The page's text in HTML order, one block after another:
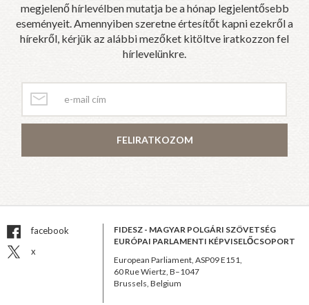
megjelenő hírlevélben mutatja be a hónap legjelentősebb
eseményeit. Amennyiben szeretne értesítőt kapni ezekről a
hírekről, kérjük az alábbi mezőket kitöltve iratkozzon fel
hírlevelünkre.
FELIRATKOZOM
facebook
x
FIDESZ - MAGYAR POLGÁRI SZÖVETSÉG
EURÓPAI PARLAMENTI KÉPVISELŐCSOPORT
European Parliament, ASP09 E151,
60 Rue Wiertz, B–1047
Brussels, Belgium